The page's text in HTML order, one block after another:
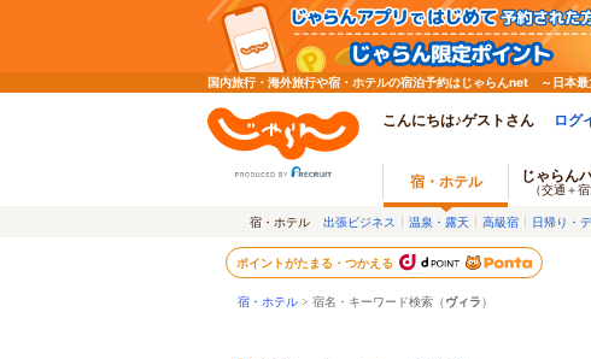
国内旅行・海外旅行や宿・ホテルの宿泊予約はじゃらんnet ～日本最
こんにちは♪ゲストさん ログ
宿・ホテル じゃらん
（交通＋宿
宿・ホテル 出張ビジネス 温泉・露天 高級宿 日帰り・
ポイントがたまる・つかえる
宿・ホテル > 宿名・キーワード検索（ヴィラ）